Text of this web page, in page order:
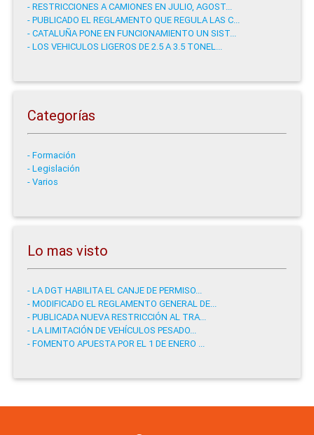
- RESTRICCIONES A CAMIONES EN JULIO, AGOST...
- PUBLICADO EL REGLAMENTO QUE REGULA LAS C...
- CATALUÑA PONE EN FUNCIONAMIENTO UN SIST...
- LOS VEHICULOS LIGEROS DE 2.5 A 3.5 TONEL...
Categorías
- Formación
- Legislación
- Varios
Lo mas visto
- LA DGT HABILITA EL CANJE DE PERMISO...
- MODIFICADO EL REGLAMENTO GENERAL DE...
- PUBLICADA NUEVA RESTRICCIÓN AL TRA...
- LA LIMITACIÓN DE VEHÍCULOS PESADO...
- FOMENTO APUESTA POR EL 1 DE ENERO ...